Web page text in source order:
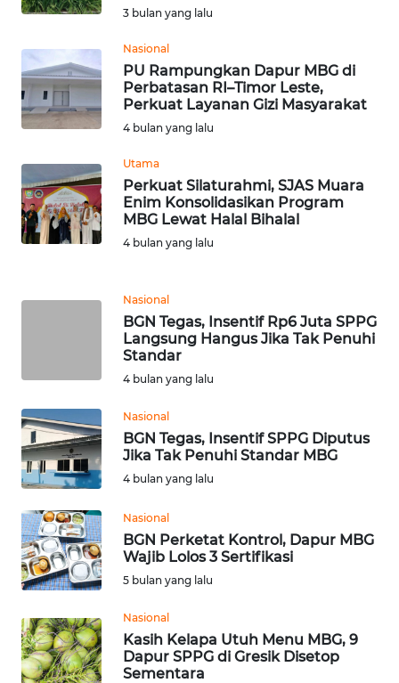
3 bulan yang lalu
Nasional
PU Rampungkan Dapur MBG di
Perbatasan RI–Timor Leste,
Perkuat Layanan Gizi Masyarakat
4 bulan yang lalu
Utama
Perkuat Silaturahmi, SJAS Muara
Enim Konsolidasikan Program
MBG Lewat Halal Bihalal
4 bulan yang lalu
Nasional
BGN Tegas, Insentif Rp6 Juta SPPG
Langsung Hangus Jika Tak Penuhi
Standar
4 bulan yang lalu
Nasional
BGN Tegas, Insentif SPPG Diputus
Jika Tak Penuhi Standar MBG
4 bulan yang lalu
Nasional
BGN Perketat Kontrol, Dapur MBG
Wajib Lolos 3 Sertifikasi
5 bulan yang lalu
Nasional
Kasih Kelapa Utuh Menu MBG, 9
Dapur SPPG di Gresik Disetop
Sementara
BEKASI
BOGOR
WN
WN
TAPANULI
UTARA
LAWAS
WN
SUMEDANG
WN
CIANJUR
WN
KEPULAUAN
SERIBU
WN
TANGERANG